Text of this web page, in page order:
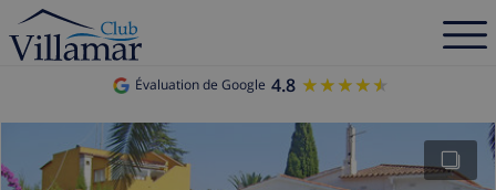
Évaluation de Google 4.8 ★★★★★
★★★★★